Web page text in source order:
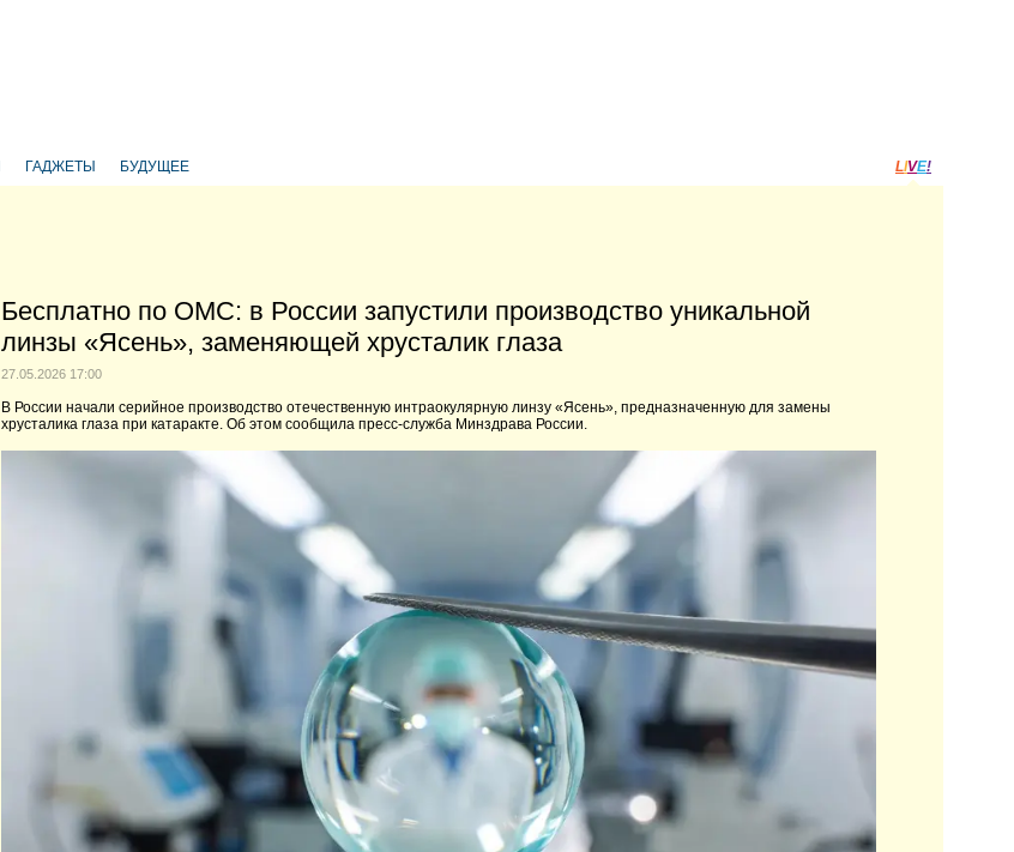
ГАДЖЕТЫ БУДУЩЕЕ LIVE!
Бесплатно по ОМС: в России запустили производство уникальной
линзы «Ясень», заменяющей хрусталик глаза
27.05.2026 17:00
В России начали серийное производство отечественную интраокулярную линзу «Ясень», предназначенную для замены
хрусталика глаза при катаракте. Об этом сообщила пресс-служба Минздрава России.